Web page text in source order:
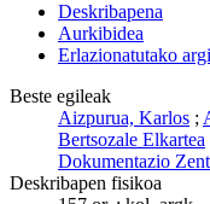
Deskribapena
Aurkibidea
Erlazionatutako
Beste egileak
Aizpurua, Karlos ;
Bertsozale Elkartea
Dokumentazio
Deskribapen fisikoa